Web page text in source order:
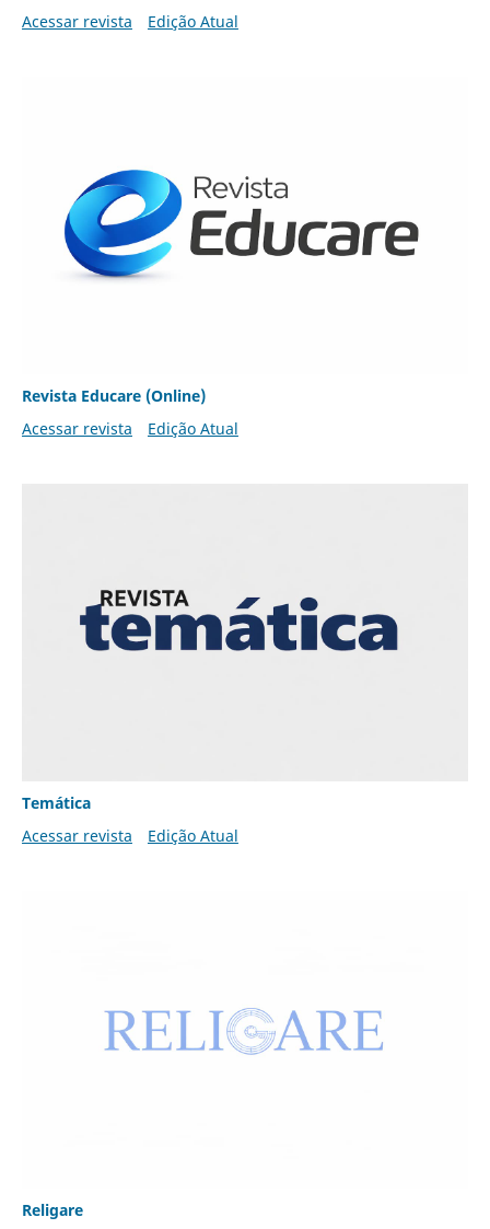
Acessar revista
Edição Atual
Revista Educare (Online)
Acessar revista
Edição Atual
Temática
Acessar revista
Edição Atual
Religare